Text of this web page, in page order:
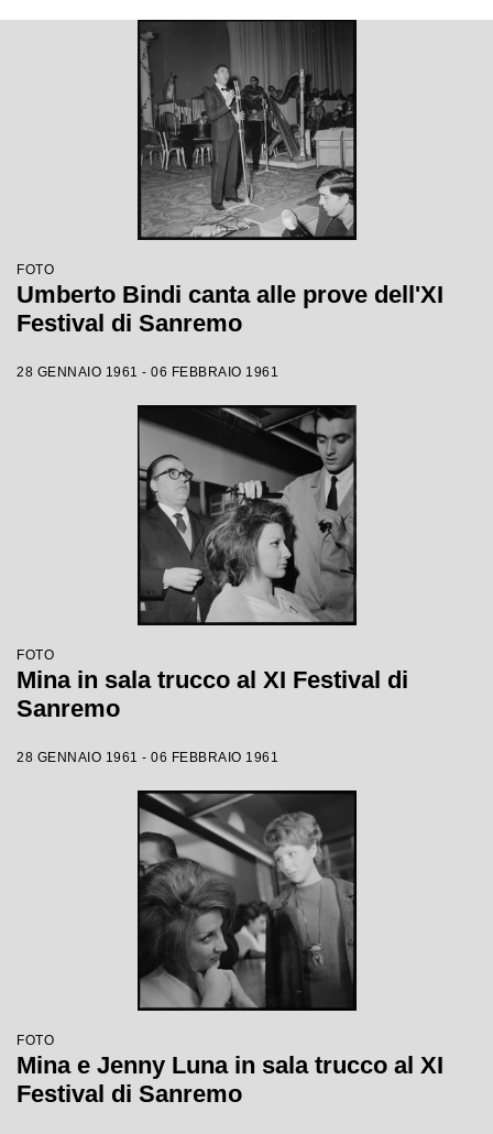
FOTO
Umberto Bindi canta alle prove dell'XI
Festival di Sanremo
28 GENNAIO 1961 - 06 FEBBRAIO 1961
FOTO
Mina in sala trucco al XI Festival di
Sanremo
28 GENNAIO 1961 - 06 FEBBRAIO 1961
FOTO
Mina e Jenny Luna in sala trucco al XI
Festival di Sanremo